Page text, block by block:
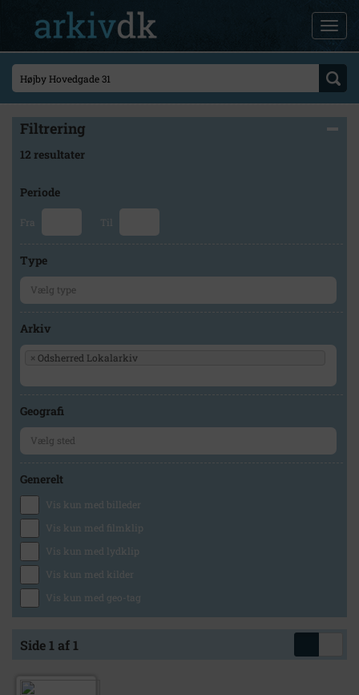
Filtrering
12 resultater
Periode
Fra Til
Type
Arkiv
× Odsherred Lokalarkiv
Geografi
Generelt
Vis kun med billeder
Vis kun med filmklip
Vis kun med lydklip
Vis kun med kilder
Vis kun med geo-tag
Side 1 af 1